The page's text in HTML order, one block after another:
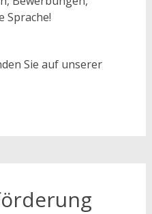
Sprache!
Sie auf unserer